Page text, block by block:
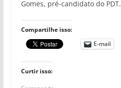
Gomes, pré-candidato do PDT.
Compartilhe isso:
E-mail
Curtir isso: